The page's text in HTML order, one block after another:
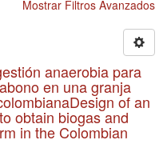
Mostrar Filtros Avanzados
anaerobia para
en una granja
of an
obtain biogas and
in the Colombian